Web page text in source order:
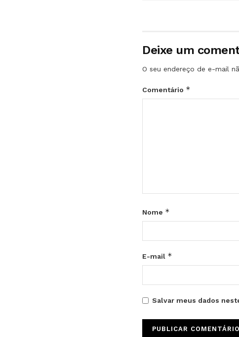
Deixe um
O seu endereço de e-mail
Comentário *
Nome *
E-mail *
Salvar meus dados